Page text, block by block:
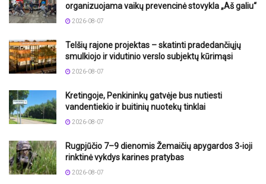
organizuojama vaikų prevencinė stovykla „Aš galiu“
2026-08-07
Telšių rajone projektas – skatinti pradedančiųjų
smulkiojo ir vidutinio verslo subjektų kūrimąsi
2026-08-07
Kretingoje, Penkininkų gatvėje bus nutiesti
vandentiekio ir buitinių nuotekų tinklai
2026-08-07
Rugpjūčio 7–9 dienomis Žemaičių apygardos 3-ioji
rinktinė vykdys karines pratybas
2026-08-07